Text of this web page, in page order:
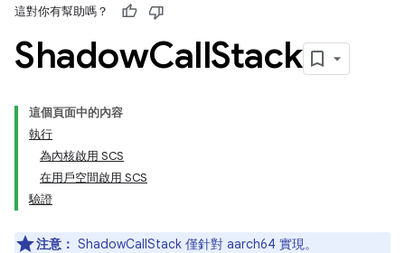
這對你有幫助嗎？
ShadowCallStack
這個頁面中的內容
執行
為內核啟用 SCS
在用戶空間啟用 SCS
驗證
注意： ShadowCallStack 僅針對 aarch64 實現。